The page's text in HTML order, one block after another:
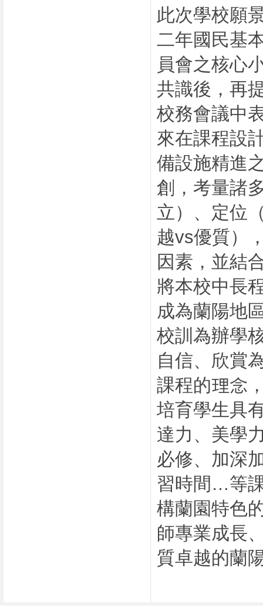
此次學校願
二年國民基
員會之核心
共識後，再
校務會議中
來在課程設
備設施精進
創，考量諸
立）、定位
越vs優質）
因素，並結
將本校中長
成為蘭陽地
校訓為辦學
自信、欣賞
課程的理念
培育學生具
達力、美學
必修、加深
習時間…等
構蘭園特色
師專業成長
質卓越的蘭